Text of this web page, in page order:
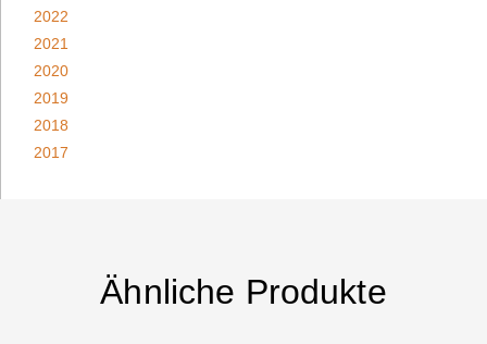
2022
2021
2020
2019
2018
2017
Ähnliche Produkte